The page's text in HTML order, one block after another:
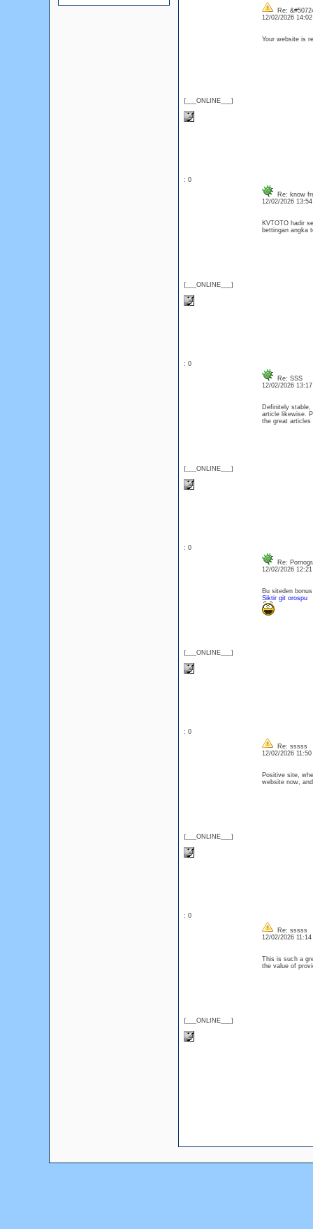
{___ONLINE___}
Re:
12/02/2026
Your website is
: 0
{___ONLINE___}
Re: know
12/02/2026
KVTOTO hadir
bettingan
: 0
{___ONLINE___}
Re: SSS
12/02/2026
Definitely
article likewise.
the great articles
: 0
{___ONLINE___}
Re:
12/02/2026
Bu siteden
Siktir git orospu
: 0
{___ONLINE___}
Re: sssss
12/02/2026
Positive site,
website now,
: 0
{___ONLINE___}
Re: sssss
12/02/2026
This is such a
the value of